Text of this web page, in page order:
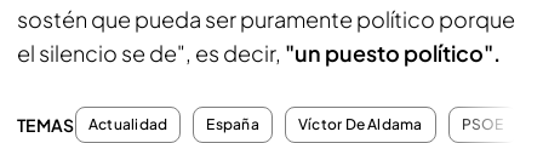
sostén que pueda ser puramente político porque
el silencio se de", es decir, "un puesto político".
TEMAS Actualidad España Víctor De Aldama PSOE